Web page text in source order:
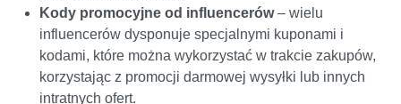
Kody promocyjne od influencerów– wielu
influencerów dysponuje specjalnymi kuponami i
kodami, które można wykorzystać w trakcie zakupów,
korzystając z promocji darmowej wysyłki lub innych
intratnych ofert.